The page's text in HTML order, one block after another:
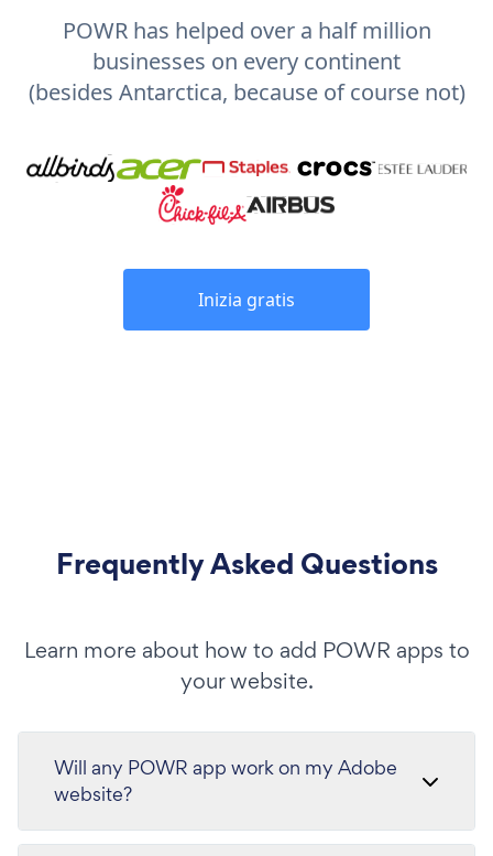
POWR has helped over a half million
businesses on every continent
(besides Antarctica, because of course not)
Inizia gratis
Frequently Asked Questions
Learn more about how to add POWR apps to
your website.
Will any POWR app work on my Adobe
website?